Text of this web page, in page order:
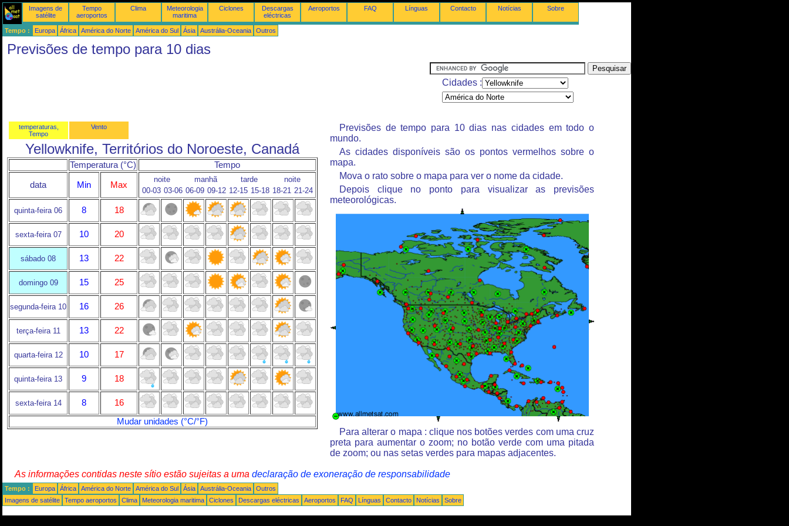
Imagens de
satélite
Tempo
aeroportos
Clima
Meteorologia
maritima
Ciclones
Descargas
eléctricas
Aeroportos FAQ Línguas Contacto Notícias Sobre
Tempo : Europa África América do Norte América do Sul Ásia Austrália-Oceania Outros
Previsões de tempo para 10 dias
Cidades :
temperaturas,
Tempo
Vento
Yellowknife, Territórios do Noroeste, Canadá
Temperatura (°C) Tempo
data Min Max
noite manhã tarde
noite
00-03 03-06 06-09 09-12 12-15 15-18 18-21 21-24
quinta-feira 06 8 18
sexta-feira 07 10 20
sábado 08 13 22
domingo 09 15 25
segunda-feira 10 16 26
terça-feira 11 13 22
quarta-feira 12 10 17
quinta-feira 13 9 18
sexta-feira 14 8
16
Mudar unidades (°C/°F)
Previsões de tempo para 10 dias nas cidades em todo o
mundo.
As cidades disponíveis são os pontos vermelhos sobre o
mapa.
Mova o rato sobre o mapa para ver o nome da cidade.
Depois clique no ponto para visualizar as previsões
meteorológicas.
Para alterar o mapa : clique nos botões verdes com uma cruz
preta para aumentar o zoom; no botão verde com uma pitada
de zoom; ou nas setas verdes para mapas adjacentes.
As informações contidas neste sítio estão sujeitas a uma declaração de exoneração de responsabilidade
Tempo : Europa África América do Norte América do Sul Ásia Austrália-Oceania
Outros
Imagens de satélite
Tempo aeroportos Clima Meteorologia maritima Ciclones Descargas eléctricas Aeroportos FAQ Línguas Contacto Notícias Sobre